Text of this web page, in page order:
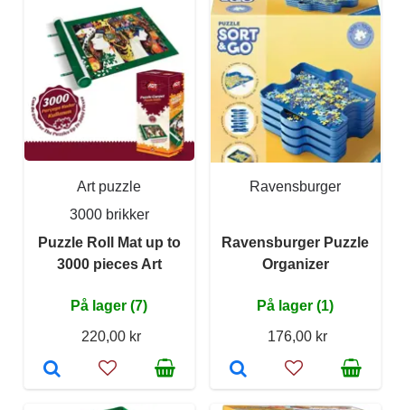
Art puzzle
3000 brikker
Puzzle Roll Mat up to
3000 pieces Art
På lager (7)
220,00 kr
Ravensburger
Ravensburger Puzzle
Organizer
På lager (1)
176,00 kr